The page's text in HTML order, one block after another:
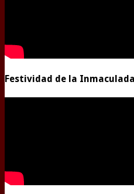
Festividad de la